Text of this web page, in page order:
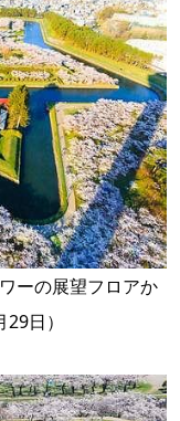
ーの展望フロアか
日）